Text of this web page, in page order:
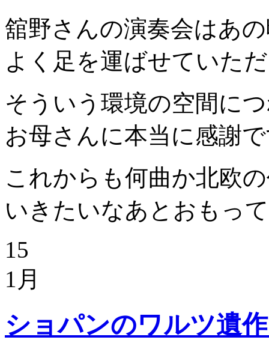
舘野さんの演奏会はあ
よく足を運ばせていた
そういう環境の空間に
お母さんに本当に感謝
これからも何曲か北欧
いきたいなあとおもっ
15
1月
ショパンのワルツ遺